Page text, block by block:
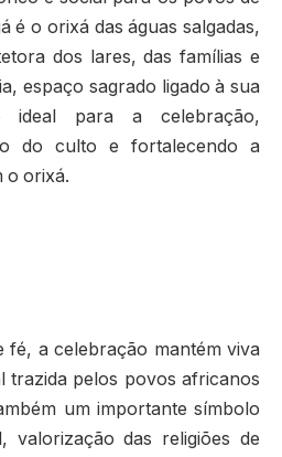
é o orixá das águas salgadas,
dos lares, das famílias e
espaço sagrado ligado à sua
para a celebração,
do culto e fortalecendo a
o orixá.
fé, a celebração mantém viva
trazida pelos povos africanos
um importante símbolo
valorização das religiões de